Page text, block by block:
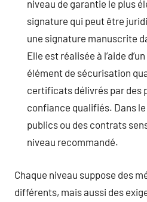
niveau de garantie le plus
signature qui peut être
une signature manuscrite
Elle est réalisée à l’aide
élément de sécurisation
certificats délivrés par des
confiance qualifiés. Dans
publics ou des contrats
niveau recommandé.
Chaque niveau suppose des
différents, mais aussi des